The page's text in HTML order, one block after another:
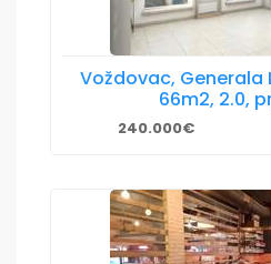
Voždovac, Generala
66m2, 2.0,
240.000€